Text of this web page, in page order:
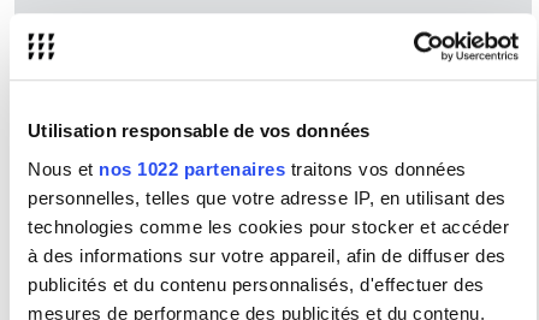
Utilisation responsable de vos données
Nous et nos 1022 partenaires traitons vos données
personnelles, telles que votre adresse IP, en utilisant des
technologies comme les cookies pour stocker et accéder
à des informations sur votre appareil, afin de diffuser des
publicités et du contenu personnalisés, d'effectuer des
mesures de performance des publicités et du contenu,
Contrat doctoral de l'université Sorbonne Nouvelle
Contrat doctoral de la Région Ile-de-France
Bourse de thèse du gouvernement français
Bourse de thèse du gouvernement étranger
Equivalent d'un contrat doctoral à l'étranger
Contrat doctoral du CNRS
Contrat doctoral de l'Institut des Amériques
Bourse doctorale d'une fondation française
Bourse doctorale d'une fondation étrangère
Contrat doctoral Labex
Contrat doctoral de Chargé-e de Recherches
Documentaires
Contrat doctoral de l'Institut Français